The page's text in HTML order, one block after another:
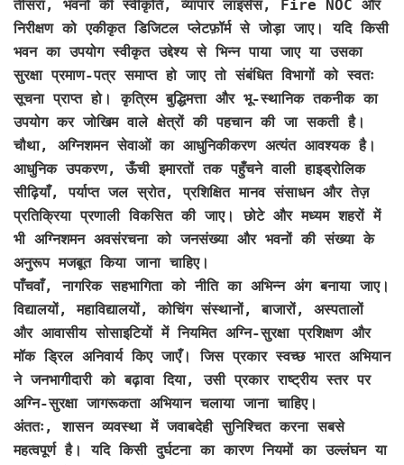
तीसरा, भवनों की स्वीकृति, व्यापार लाइसेंस, Fire NOC और
निरीक्षण को एकीकृत डिजिटल प्लेटफ़ॉर्म से जोड़ा जाए। यदि किसी
भवन का उपयोग स्वीकृत उद्देश्य से भिन्न पाया जाए या उसका
सुरक्षा प्रमाण-पत्र समाप्त हो जाए तो संबंधित विभागों को स्वतः
सूचना प्राप्त हो। कृत्रिम बुद्धिमत्ता और भू-स्थानिक तकनीक का
उपयोग कर जोखिम वाले क्षेत्रों की पहचान की जा सकती है।
चौथा, अग्निशमन सेवाओं का आधुनिकीकरण अत्यंत आवश्यक है।
आधुनिक उपकरण, ऊँची इमारतों तक पहुँचने वाली हाइड्रोलिक
सीढ़ियाँ, पर्याप्त जल स्रोत, प्रशिक्षित मानव संसाधन और तेज़
प्रतिक्रिया प्रणाली विकसित की जाए। छोटे और मध्यम शहरों में
भी अग्निशमन अवसंरचना को जनसंख्या और भवनों की संख्या के
अनुरूप मजबूत किया जाना चाहिए।
पाँचवाँ, नागरिक सहभागिता को नीति का अभिन्न अंग बनाया जाए।
विद्यालयों, महाविद्यालयों, कोचिंग संस्थानों, बाजारों, अस्पतालों
और आवासीय सोसाइटियों में नियमित अग्नि-सुरक्षा प्रशिक्षण और
मॉक ड्रिल अनिवार्य किए जाएँ। जिस प्रकार स्वच्छ भारत अभियान
ने जनभागीदारी को बढ़ावा दिया, उसी प्रकार राष्ट्रीय स्तर पर
अग्नि-सुरक्षा जागरूकता अभियान चलाया जाना चाहिए।
अंततः, शासन व्यवस्था में जवाबदेही सुनिश्चित करना सबसे
महत्वपूर्ण है। यदि किसी दुर्घटना का कारण नियमों का उल्लंघन या